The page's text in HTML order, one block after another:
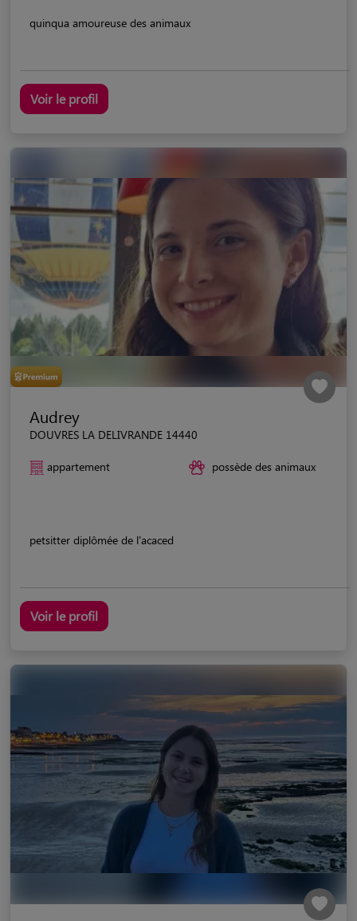
quinqua amoureuse des animaux
Voir le profil
Audrey
DOUVRES LA DELIVRANDE 14440
appartement possède des animaux
petsitter diplômée de l'acaced
Voir le profil